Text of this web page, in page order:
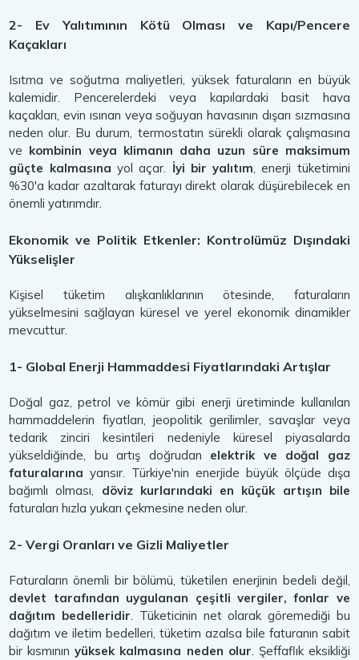
2- Ev Yalıtımının Kötü Olması ve Kapı/Pencere
Kaçakları
Isıtma ve soğutma maliyetleri, yüksek faturaların en büyük
kalemidir. Pencerelerdeki veya kapılardaki basit hava
kaçakları, evin ısınan veya soğuyan havasının dışarı sızmasına
neden olur. Bu durum, termostatın sürekli olarak çalışmasına
ve kombinin veya klimanın daha uzun süre maksimum
güçte kalmasına yol açar. İyi bir yalıtım, enerji tüketimini
%30'a kadar azaltarak faturayı direkt olarak düşürebilecek en
önemli yatırımdır.
Ekonomik ve Politik Etkenler: Kontrolümüz Dışındaki
Yükselişler
Kişisel tüketim alışkanlıklarının ötesinde, faturaların
yükselmesini sağlayan küresel ve yerel ekonomik dinamikler
mevcuttur.
1- Global Enerji Hammaddesi Fiyatlarındaki Artışlar
Doğal gaz, petrol ve kömür gibi enerji üretiminde kullanılan
hammaddelerin fiyatları, jeopolitik gerilimler, savaşlar veya
tedarik zinciri kesintileri nedeniyle küresel piyasalarda
yükseldiğinde, bu artış doğrudan elektrik ve doğal gaz
faturalarına yansır. Türkiye'nin enerjide büyük ölçüde dışa
bağımlı olması, döviz kurlarındaki en küçük artışın bile
faturaları hızla yukarı çekmesine neden olur.
2- Vergi Oranları ve Gizli Maliyetler
Faturaların önemli bir bölümü, tüketilen enerjinin bedeli değil,
devlet tarafından uygulanan çeşitli vergiler, fonlar ve
dağıtım bedelleridir. Tüketicinin net olarak göremediği bu
dağıtım ve iletim bedelleri, tüketim azalsa bile faturanın sabit
bir kısmınınyüksek kalmasına neden olur. Şeffaflık eksikliği